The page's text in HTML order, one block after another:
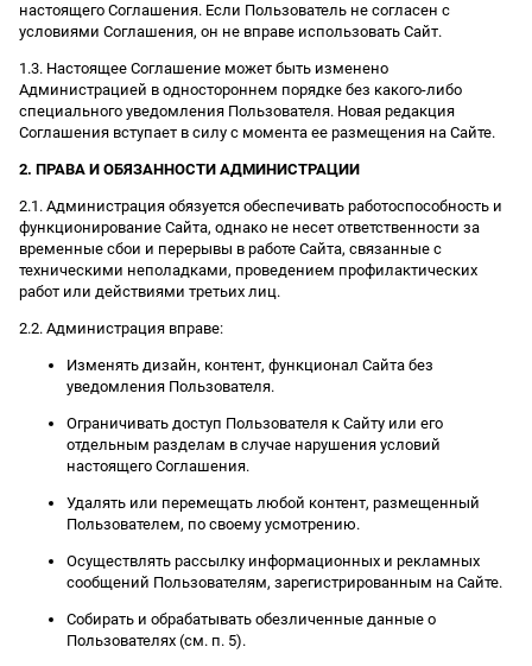
настоящего Соглашения. Если Пользователь не согласен с
условиями Соглашения, он не вправе использовать Сайт.
1.3. Настоящее Соглашение может быть изменено
Администрацией в одностороннем порядке без какого-либо
специального уведомления Пользователя. Новая редакция
Соглашения вступает в силу с момента ее размещения на Сайте.
2. ПРАВА И ОБЯЗАННОСТИ АДМИНИСТРАЦИИ
2.1. Администрация обязуется обеспечивать работоспособность и
функционирование Сайта, однако не несет ответственности за
временные сбои и перерывы в работе Сайта, связанные с
техническими неполадками, проведением профилактических
работ или действиями третьих лиц.
2.2. Администрация вправе:
Изменять дизайн, контент, функционал Сайта без
уведомления Пользователя.
Ограничивать доступ Пользователя к Сайту или его
отдельным разделам в случае нарушения условий
настоящего Соглашения.
Удалять или перемещать любой контент, размещенный
Пользователем, по своему усмотрению.
Осуществлять рассылку информационных и рекламных
сообщений Пользователям, зарегистрированным на Сайте.
Собирать и обрабатывать обезличенные данные о
Пользователях (см. п. 5).